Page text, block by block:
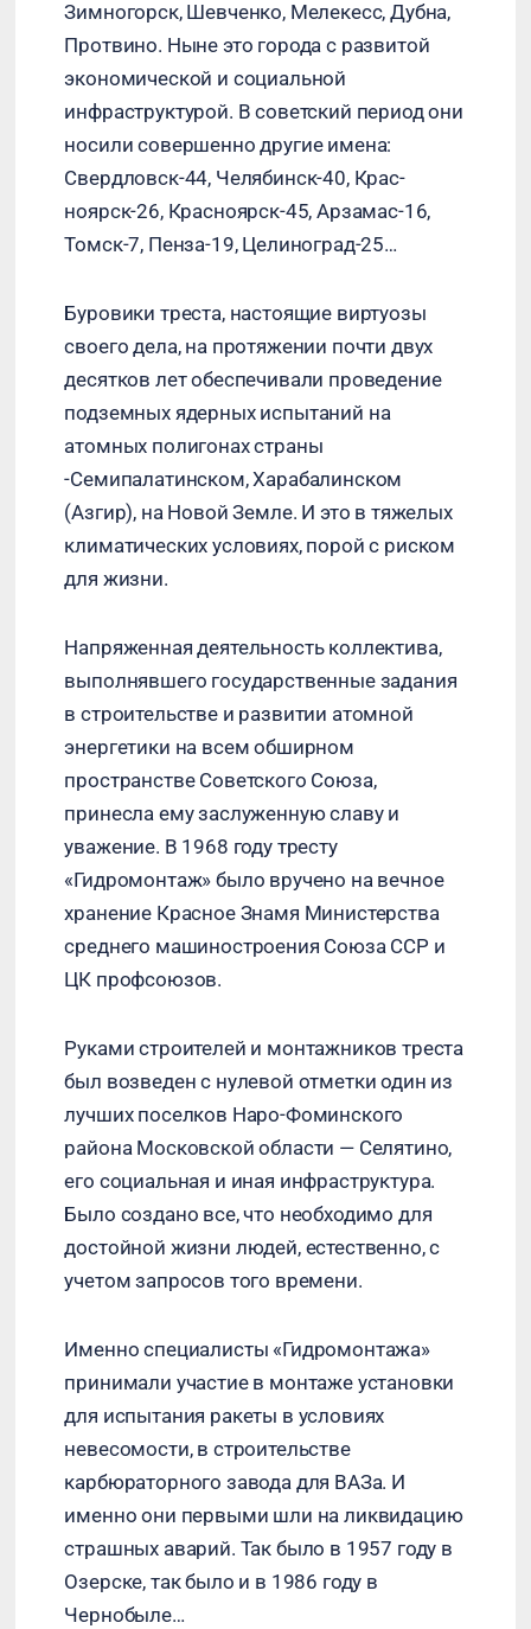
Зимногорск, Шевченко, Мелекесс, Дубна,
Протвино. Ныне это города с развитой
экономической и социальной
инфраструктурой. В советский период они
носили совершенно другие имена:
Свердловск-44, Челябинск-40, Крас-
ноярск-26, Красноярск-45, Арзамас-16,
Томск-7, Пенза-19, Целиноград-25…
Буровики треста, настоящие виртуозы
своего дела, на протяжении почти двух
десятков лет обеспечивали проведение
подземных ядерных испытаний на
атомных полигонах страны
-Семипалатинском, Харабалинском
(Азгир), на Новой Земле. И это в тяжелых
климатических условиях, порой с риском
для жизни.
Напряженная деятельность коллектива,
выполнявшего государственные задания
в строительстве и развитии атомной
энергетики на всем обширном
пространстве Советского Союза,
принесла ему заслуженную славу и
уважение. В 1968 году тресту
«Гидромонтаж» было вручено на вечное
хранение Красное Знамя Министерства
среднего машиностроения Союза ССР и
ЦК профсоюзов.
Руками строителей и монтажников треста
был возведен с нулевой отметки один из
лучших поселков Наро-Фоминского
района Московской области — Селятино,
его социальная и иная инфраструктура.
Было создано все, что необходимо для
достойной жизни людей, естественно, с
учетом запросов того времени.
Именно специалисты «Гидромонтажа»
принимали участие в монтаже установки
для испытания ракеты в условиях
невесомости, в строительстве
карбюраторного завода для ВАЗа. И
именно они первыми шли на ликвидацию
страшных аварий. Так было в 1957 году в
Озерске, так было и в 1986 году в
Чернобыле…